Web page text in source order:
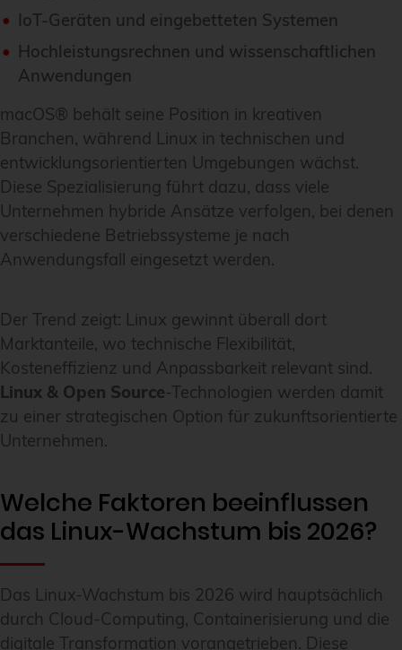
IoT-Geräten und eingebetteten Systemen
Hochleistungsrechnen und wissenschaftlichen
Anwendungen
macOS® behält seine Position in kreativen
Branchen, während Linux in technischen und
entwicklungsorientierten Umgebungen wächst.
Diese Spezialisierung führt dazu, dass viele
Unternehmen hybride Ansätze verfolgen, bei denen
verschiedene Betriebssysteme je nach
Anwendungsfall eingesetzt werden.
Der Trend zeigt: Linux gewinnt überall dort
Marktanteile, wo technische Flexibilität,
Kosteneffizienz und Anpassbarkeit relevant sind.
Linux & Open Source-Technologien werden damit
zu einer strategischen Option für zukunftsorientierte
Unternehmen.
Welche Faktoren beeinflussen
das Linux-Wachstum bis 2026?
Das Linux-Wachstum bis 2026 wird hauptsächlich
durch Cloud-Computing, Containerisierung und die
digitale Transformation vorangetrieben. Diese